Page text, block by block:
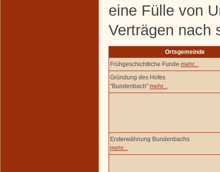
eine Fülle von
Verträgen nach
Ortsgemeinde
Frühgeschichtliche Funde mehr...
Gründung des Hofes
"Bundenbach" mehr...
Ersterwähnung Bundenbachs
mehr...